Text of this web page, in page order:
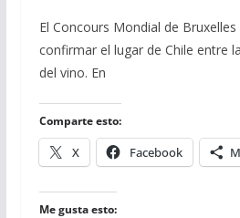
c
e
b
i
t
t
m
b
l
a
t
s
a
i
l
El Concours Mondial de
confirmar el lugar de Chile entre
del vino. En
Comparte esto:
X Facebook
Me gusta esto: